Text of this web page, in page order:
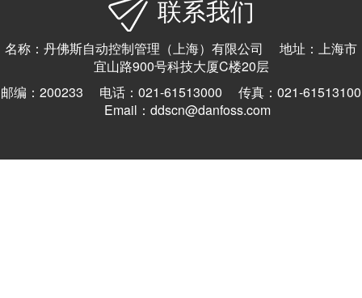
联系我们
名称：丹佛斯自动控制管理（上海）有限公司 地址：上海市
宜山路900号科技大厦C楼20层
邮编：200233 电话：021-61513000 传真：021-61513100
Email：ddscn@danfoss.com